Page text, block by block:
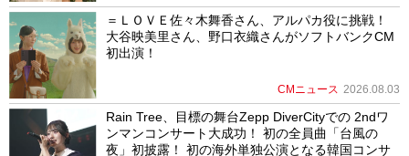
＝ＬＯＶＥ佐々木舞香さん、アルパカ役に挑戦！
大谷映美里さん、野口衣織さんがソフトバンクCM
初出演！
CMニュース 2026.08.03
Rain Tree、目標の舞台Zepp DiverCityでの 2ndワ
ンマンコンサート大成功！ 初の全員曲「台風の
夜」初披露！ 初の海外単独公演となる韓国コンサ